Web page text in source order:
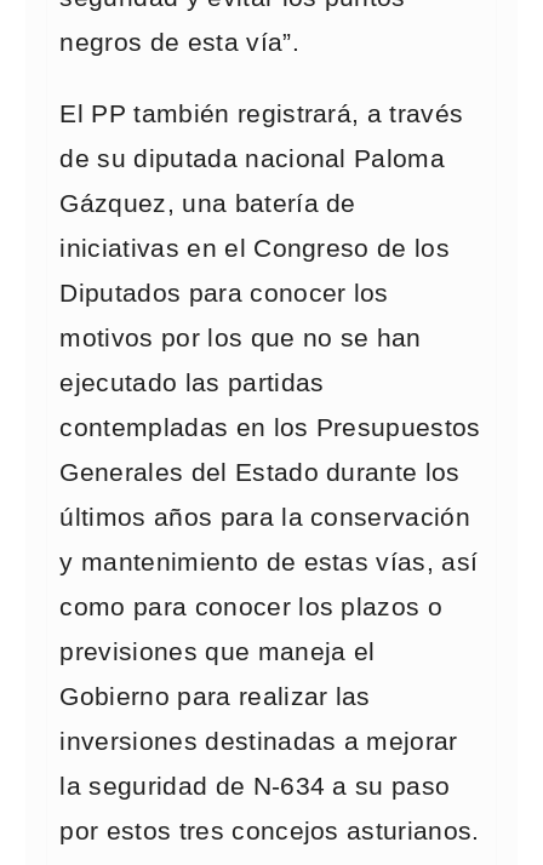
negros de esta vía”.
El PP también registrará, a través
de su diputada nacional Paloma
Gázquez, una batería de
iniciativas en el Congreso de los
Diputados para conocer los
motivos por los que no se han
ejecutado las partidas
contempladas en los Presupuestos
Generales del Estado durante los
últimos años para la conservación
y mantenimiento de estas vías, así
como para conocer los plazos o
previsiones que maneja el
Gobierno para realizar las
inversiones destinadas a mejorar
la seguridad de N-634 a su paso
por estos tres concejos asturianos.